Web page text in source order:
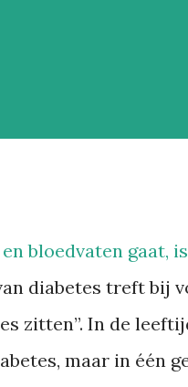
bloedvaten gaat,
diabetes treft bij
zitten”. In de
maar in één